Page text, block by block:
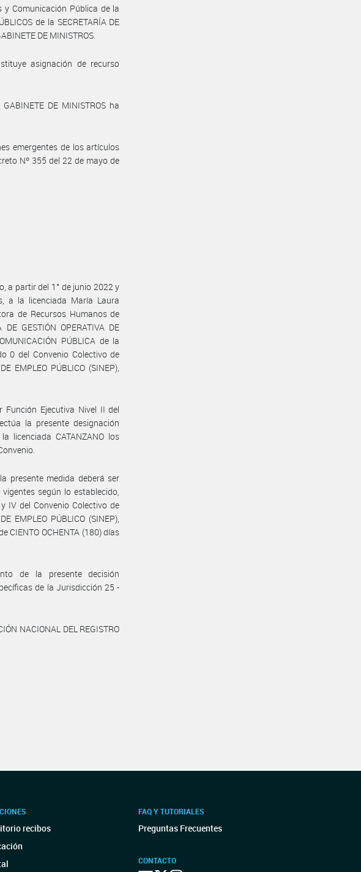
Comunicación Pública de la
de la SECRETARÍA DE
DE MINISTROS.
asignación de recurso
DE MINISTROS ha
emergentes de los artículos
Nº 355 del 22 de mayo de
a partir del 1° de junio 2022 y
a la licenciada María Laura
de Recursos Humanos de
GESTIÓN OPERATIVA DE
PÚBLICA de la
0 del Convenio Colectivo de
EMPLEO PÚBLICO (SINEP),
Función Ejecutiva Nivel II del
la presente designación
licenciada CATANZANO los
presente medida deberá ser
según lo establecido,
IV del Convenio Colectivo de
EMPLEO PÚBLICO (SINEP),
CIENTO OCHENTA (180) días
de la presente decisión
de la Jurisdicción 25 -
NACIONAL DEL REGISTRO
recibos
FAQ Y TUTORIALES
Preguntas Frecuentes
CONTACTO